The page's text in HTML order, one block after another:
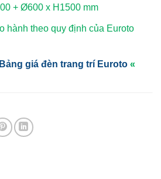
+ Ø600 x H1500 mm
hành theo quy định của Euroto
giá đèn trang trí Euroto «